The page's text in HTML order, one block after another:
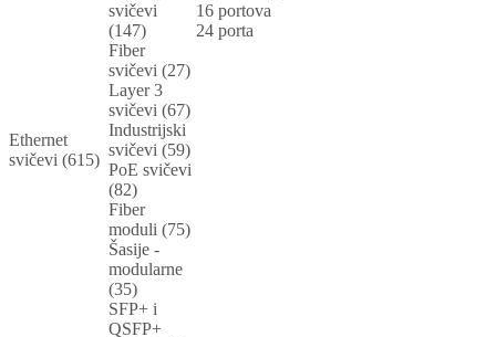
Ethernet
svičevi (615)
svičevi
(147)
16 portova
24 porta
Fiber
svičevi (27)
Layer 3
svičevi (67)
Industrijski
svičevi (59)
PoE svičevi
(82)
Fiber
moduli (75)
Šasije -
modularne
(35)
SFP+ i
QSFP+